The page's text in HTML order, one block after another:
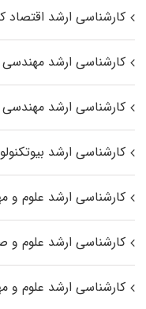
کارشناسی ارشد اقتصاد
کارشناسی ارشد مهندسی
کارشناسی ارشد
کارشناسی ارشد
کارشناسی ارشد علوم و
کارشناسی ارشد علوم و
کارشناسی ارشد علوم